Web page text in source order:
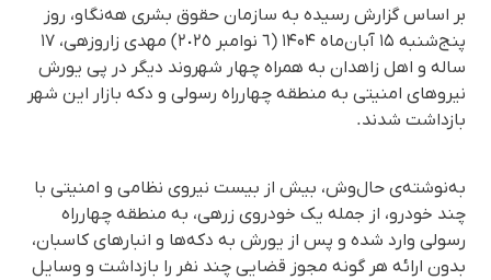
بر اساس گزارش رسیده به سازمان حقوق بشری هه‌نگاو، روز
پنج‌شنبه ۱۵ آبان‌ماه ۱۴۰۴ (٦ نوامبر ٢٠٢٥) مهدی زاروزهی، ۱۷
ساله و اهل زاهدان بە همراه چهار شهروند دیگر در پی یورش
نیروهای امنیتی به منطقه چهارراه رسولی و دکه‌ بازار این شهر
بازداشت شدند.
به‌نوشته‌ی حال‌وش، بیش از بیست نیروی نظامی و امنیتی با
چند خودرو، از جمله یک خودروی زرهی، به منطقه چهارراه
رسولی وارد شده و پس از یورش به دکه‌ها و انبارهای کاسبان،
بدون ارائه هر گونە مجوز قضایی چند نفر را بازداشت و وسایل